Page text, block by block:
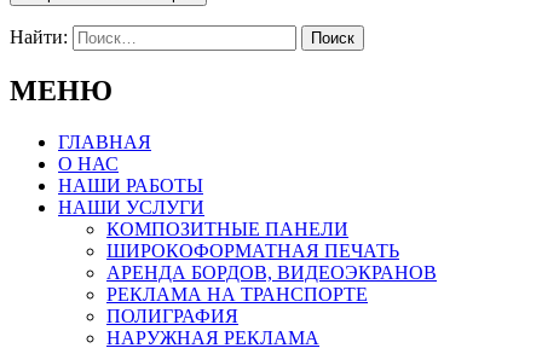
Найти:
МЕНЮ
ГЛАВНАЯ
О НАС
НАШИ РАБОТЫ
НАШИ УСЛУГИ
КОМПОЗИТНЫЕ ПАНЕЛИ
ШИРОКОФОРМАТНАЯ ПЕЧАТЬ
АРЕНДА БОРДОВ, ВИДЕОЭКРАНОВ
РЕКЛАМА НА ТРАНСПОРТЕ
ПОЛИГРАФИЯ
НАРУЖНАЯ РЕКЛАМА